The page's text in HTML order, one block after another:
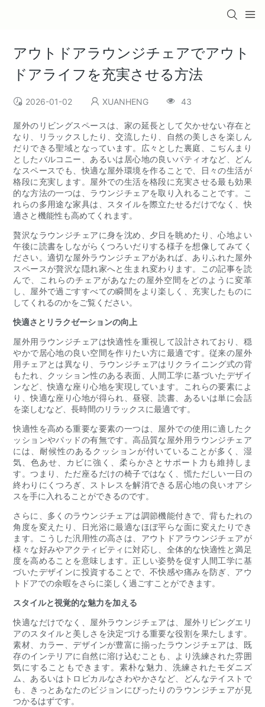
アウトドアラウンジチェアでアウト
ドアライフを充実させる方法
2026-01-02 XUANHENG 43
屋外のリビングスペースは、家の延長として欠かせない存在と
なり、リラックスしたり、交流したり、自然の美しさを楽しん
だりできる聖域となっています。広々とした裏庭、こぢんまり
としたバルコニー、あるいは居心地の良いパティオなど、どん
なスペースでも、快適な屋外環境を作ることで、日々の生活が
格段に充実します。屋外での生活を格段に充実させる最も効果
的な方法の一つは、ラウンジチェアを取り入れることです。こ
れらの多用途な家具は、スタイルを際立たせるだけでなく、快
適さと機能性も高めてくれます。
贅沢なラウンジチェアに身を沈め、夕日を眺めたり、心地よい
午後に読書をしながらくつろいだりする様子を想像してみてく
ださい。適切な屋外ラウンジチェアがあれば、ありふれた屋外
スペースが贅沢な隠れ家へと生まれ変わります。この記事を読
んで、これらのチェアがあなたの屋外空間をどのように変革
し、屋外で過ごすすべての瞬間をより楽しく、充実したものに
してくれるのかをご覧ください。
快適さとリラクゼーションの向上
屋外用ラウンジチェアは快適性を重視して設計されており、穏
やかで居心地の良い空間を作りたい方に最適です。従来の屋外
用チェアとは異なり、ラウンジチェアはリクライニング式の背
もたれ、クッション性のある表面、人間工学に基づいたデザイ
ンなど、快適な座り心地を実現しています。これらの要素によ
り、快適な座り心地が得られ、昼寝、読書、あるいは単に会話
を楽しむなど、長時間のリラックスに最適です。
快適性を高める重要な要素の一つは、屋外での使用に適したク
ッションやパッドの有無です。高品質な屋外用ラウンジチェア
には、耐候性のあるクッションが付いていることが多く、湿
気、色あせ、カビに強く、柔らかさとサポート力も維持しま
す。つまり、ただ座るだけの椅子ではなく、慌ただしい一日の
終わりにくつろぎ、ストレスを解消できる居心地の良いオアシ
スを手に入れることができるのです。
さらに、多くのラウンジチェアは調節機能付きで、背もたれの
角度を変えたり、日光浴に最適なほぼ平らな面に変えたりでき
ます。こうした汎用性の高さは、アウトドアラウンジチェアが
様々な好みやアクティビティに対応し、全体的な快適性と満足
度を高めることを意味します。正しい姿勢を促す人間工学に基
づいたデザインに投資することで、不快感や痛みを防ぎ、アウ
トドアでの余暇をさらに楽しく過ごすことができます。
スタイルと視覚的な魅力を加える
快適なだけでなく、屋外ラウンジチェアは、屋外リビングエリ
アのスタイルと美しさを決定づける重要な役割を果たします。
素材、カラー、デザインが豊富に揃ったラウンジチェアは、既
存のインテリアに自然に溶け込むことも、より洗練された雰囲
気にすることもできます。素朴な魅力、洗練されたモダニズ
ム、あるいはトロピカルなさわやかさなど、どんなテイストで
も、きっとあなたのビジョンにぴったりのラウンジチェアが見
つかるはずです。